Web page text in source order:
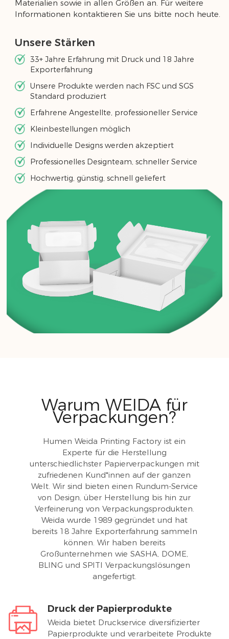
Materialien sowie in allen Größen an. Für weitere
Informationen kontaktieren Sie uns bitte noch heute.
Unsere Stärken
33+ Jahre Erfahrung mit Druck und 18 Jahre
Exporterfahrung
Unsere Produkte werden nach FSC und SGS
Standard produziert
Erfahrene Angestellte, professioneller Service
Kleinbestellungen möglich
Individuelle Designs werden akzeptiert
Professionelles Designteam, schneller Service
Hochwertig, günstig, schnell geliefert
Warum WEIDA für
Verpackungen?
Humen Weida Printing Factory ist ein
Experte für die Herstellung
unterschiedlichster Papierverpackungen mit
zufriedenen Kund*innen auf der ganzen
Welt. Wir sind bieten einen Rundum-Service
von Design, über Herstellung bis hin zur
Verfeinerung von Verpackungsprodukten.
Weida wurde 1989 gegründet und hat
bereits 18 Jahre Exporterfahrung sammeln
können. Wir haben bereits
Großunternehmen wie SASHA, DOME,
BLING und SPITI Verpackungslösungen
angefertigt.
Druck der Papierprodukte
Weida bietet Druckservice diversifizierter
Papierprodukte und verarbeitete Produkte